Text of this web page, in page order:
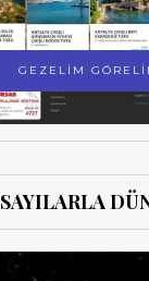
GEZELİM
SAYILARLA